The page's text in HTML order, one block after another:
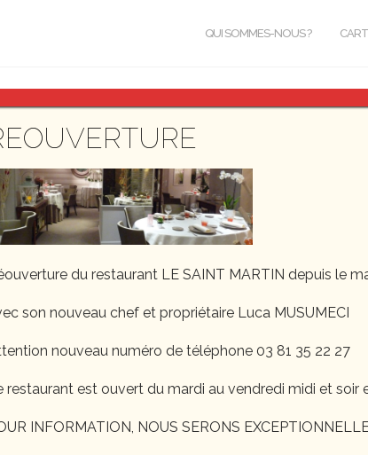
QUI SOMMES-NOUS ?
du restaurant LE SAINT MARTIN depuis le
son nouveau chef et propriétaire Luca MUSUMECI
nouveau numéro de téléphone 03 81 35 22 27
restaurant est ouvert du mardi au vendredi midi et soir
INFORMATION, NOUS SERONS